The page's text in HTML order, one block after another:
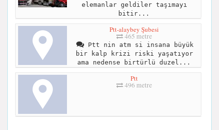
elemanlar geldiler taşımayı
bitir...
Ptt-alaybey Şubesi
465 metre
Ptt nin atm si insana büyük
bir kalp krizi riski yaşatıyor
ama nedense birtürlü duzel...
Ptt
496 metre